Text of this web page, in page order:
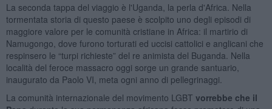
La seconda tappa del viaggio è l'Uganda, la perla d'Africa. Nella
tormentata storia di questo paese è scolpito uno degli episodi di
maggiore valore per le comunità cristiane in Africa: il martirio di
Namugongo, dove furono torturati ed uccisi cattolici e anglicani che
respinsero le “turpi richieste” del re animista del Buganda. Nella
località del feroce massacro oggi sorge un grande santuario,
inaugurato da Paolo VI, meta ogni anno di pellegrinaggi.
La comunità internazionale del movimento LGBT vorrebbe che il